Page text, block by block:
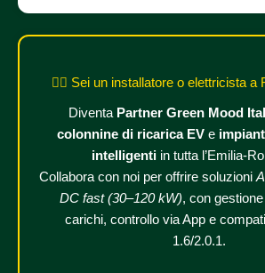
👷‍♂️ Sei un installatore o elettricista a
Diventa Partner Green Mood
colonnine di ricarica EV e
intelligentiin tutta l’Emilia-
Collabora con noi per offrire soluzioni
DC fast (30–120 kW), con
carichi, controllo via App e
1.6/2.0.1.